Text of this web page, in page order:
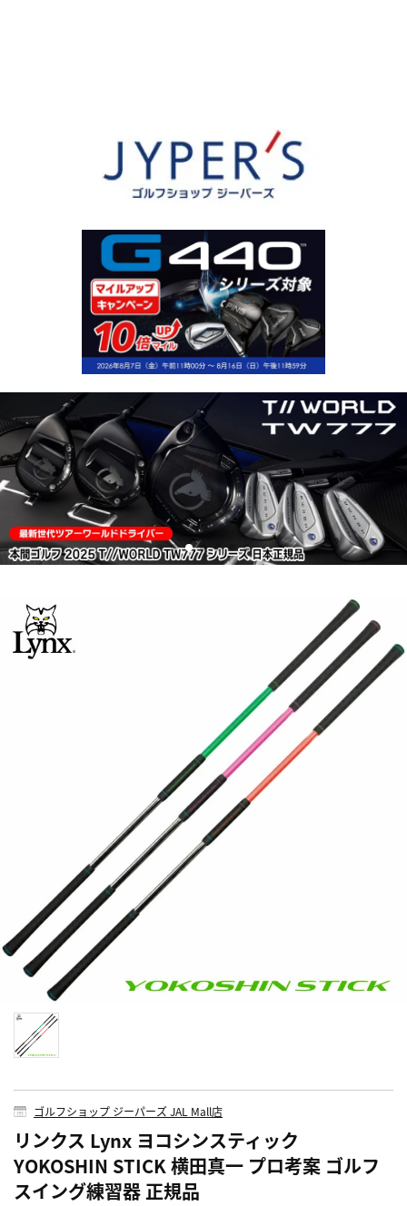
ゴルフショップ ジーパーズ JAL Mall店
リンクス Lynx ヨコシンスティック
YOKOSHIN STICK 横田真一 プロ考案 ゴルフ
スイング練習器 正規品